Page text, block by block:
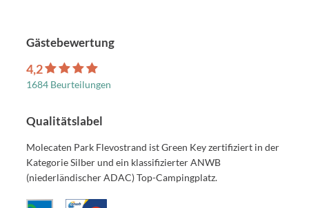
Gästebewertung
4,2
1684 Beurteilungen
Qualitätslabel
Molecaten Park Flevostrand ist Green Key zertifiziert in der
Kategorie Silber und ein klassifizierter ANWB
(niederländischer ADAC) Top-Campingplatz.